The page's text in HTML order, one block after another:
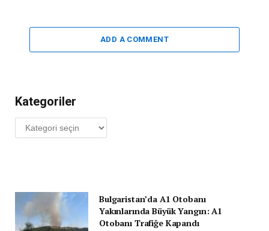
ADD A COMMENT
Kategoriler
Kategoriler
Bulgaristan’da A1 Otobanı
Yakınlarında Büyük Yangın: A1
Otobanı Trafiğe Kapandı